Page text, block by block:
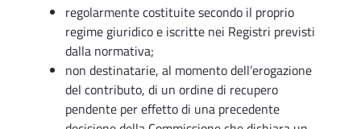
regolarmente costituite secondo il proprio
regime giuridico e iscritte nei Registri previsti
dalla normativa;
non destinatarie, al momento dell’erogazione
del contributo, di un ordine di recupero
pendente per effetto di una precedente